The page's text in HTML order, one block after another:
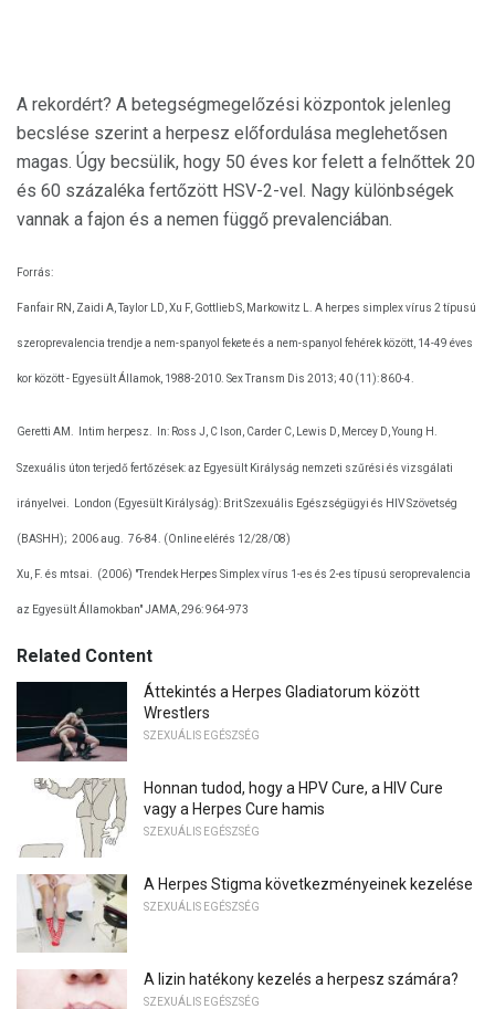
A rekordért? A betegségmegelőzési központok jelenleg
becslése szerint a herpesz előfordulása meglehetősen
magas. Úgy becsülik, hogy 50 éves kor felett a felnőttek 20
és 60 százaléka fertőzött HSV-2-vel. Nagy különbségek
vannak a fajon és a nemen függő prevalenciában.
Forrás:
Fanfair RN, Zaidi A, Taylor LD, Xu F, Gottlieb S, Markowitz L. A herpes simplex vírus 2 típusú
szeroprevalencia trendje a nem-spanyol fekete és a nem-spanyol fehérek között, 14-49 éves
kor között - Egyesült Államok, 1988-2010. Sex Transm Dis 2013; 40 (11): 860-4.
Geretti AM. Intim herpesz. In: Ross J, C Ison, Carder C, Lewis D, Mercey D, Young H.
Szexuális úton terjedő fertőzések: az Egyesült Királyság nemzeti szűrési és vizsgálati
irányelvei. London (Egyesült Királyság): Brit Szexuális Egészségügyi és HIV Szövetség
(BASHH); 2006 aug. 76-84. (Online elérés 12/28/08)
Xu, F. és mtsai. (2006) "Trendek Herpes Simplex vírus 1-es és 2-es típusú seroprevalencia
az Egyesült Államokban" JAMA, 296: 964-973
Related Content
Áttekintés a Herpes Gladiatorum között
Wrestlers
SZEXUÁLIS EGÉSZSÉG
Honnan tudod, hogy a HPV Cure, a HIV Cure
vagy a Herpes Cure hamis
SZEXUÁLIS EGÉSZSÉG
A Herpes Stigma következményeinek kezelése
SZEXUÁLIS EGÉSZSÉG
A lizin hatékony kezelés a herpesz számára?
SZEXUÁLIS EGÉSZSÉG